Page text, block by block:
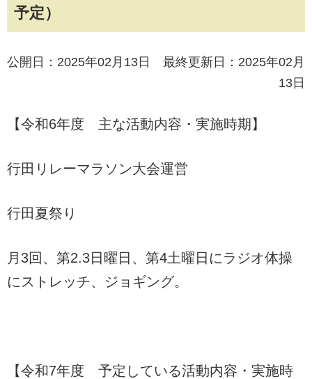
予定）
公開日：2025年02月13日 最終更新日：2025年02月
13日
【令和6年度 主な活動内容・実施時期】
行田リレーマラソン大会運営
行田夏祭り
月3回、第2.3日曜日、第4土曜日にラジオ体操
にストレッチ、ジョギング。
【令和7年度 予定している活動内容・実施時